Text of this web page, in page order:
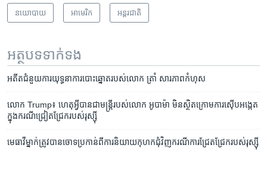
នយោបាយ អាមេរិក​ អន្តរជាតិ
អត្ថបទ​ទាក់ទង
​អតីត​ជំនួយ​ការ​យុទ្ធនាការ​បោះ​ឆ្នោត​របស់​លោក ត្រាំ សារភាព​កំហុស​
លោក Trump៖ ​ហេតុអ្វី​បាន​ជា​មន្ត្រី​របស់​លោក អូបាម៉ា​ មិន​ស្ថិត​ក្រោម​ការ​ស៊ើបអង្កេត​
ក្នុង​ករណី​ជ្រៀតជ្រែក​របស់​រុស្ស៊ី
មេធាវី​ម្នាក់​ត្រូវ​បាន​ចោទ​ប្រកាន់​ពី​ការនិយាយ​កុហក​ជុំវិញ​ករណី​ការជ្រែតជ្រែក​របស់​រុស្ស៊ី